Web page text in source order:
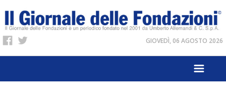
GIOVEDÌ, 06 AGOSTO 2026